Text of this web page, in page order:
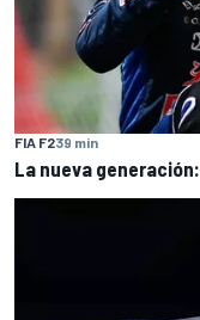
FIA F239 min
La nueva